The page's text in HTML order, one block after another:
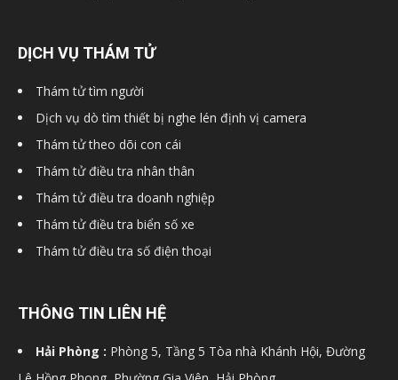
tham
DỊCH VỤ THÁM TỬ
Thám tử tìm người
Dịch vụ dò tìm thiết bị nghe lén định vị camera
Thám tử theo dõi con cái
Thám tử điều tra nhân thân
Thám tử điều tra doanh nghiệp
Thám tử điều tra biển số xe
Thám tử điều tra số điện thoại
THÔNG TIN LIÊN HỆ
Hải Phòng : Phòng 5, Tầng 5 Tòa nhà Khánh Hội, Đường